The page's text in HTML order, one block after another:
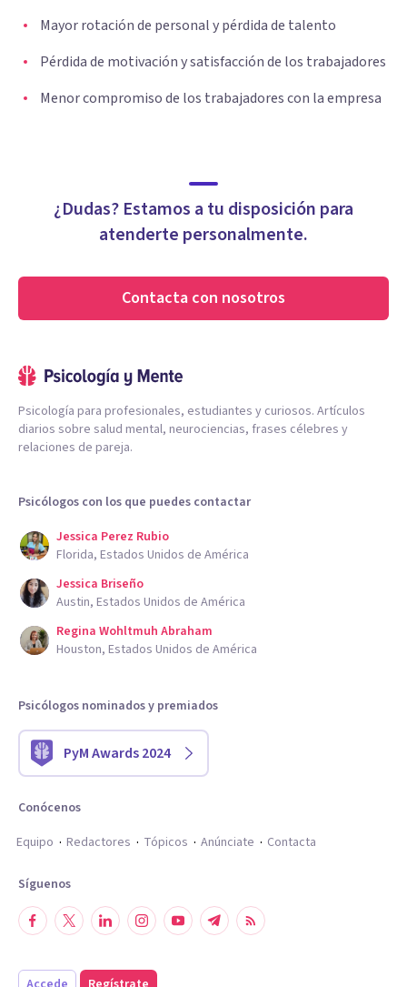
Mayor rotación de personal y pérdida de talento
Pérdida de motivación y satisfacción de los trabajadores
Menor compromiso de los trabajadores con la empresa
¿Dudas? Estamos a tu disposición para
atenderte personalmente.
Contacta con nosotros
Psicología para profesionales, estudiantes y curiosos. Artículos
diarios sobre salud mental, neurociencias, frases célebres y
relaciones de pareja.
Psicólogos con los que puedes contactar
Jessica Perez Rubio
Florida, Estados Unidos de América
Jessica Briseño
Austin, Estados Unidos de América
Regina Wohltmuh Abraham
Houston, Estados Unidos de América
Psicólogos nominados y premiados
PyM Awards 2024
Conócenos
Equipo
Redactores Tópicos Anúnciate Contacta
Síguenos